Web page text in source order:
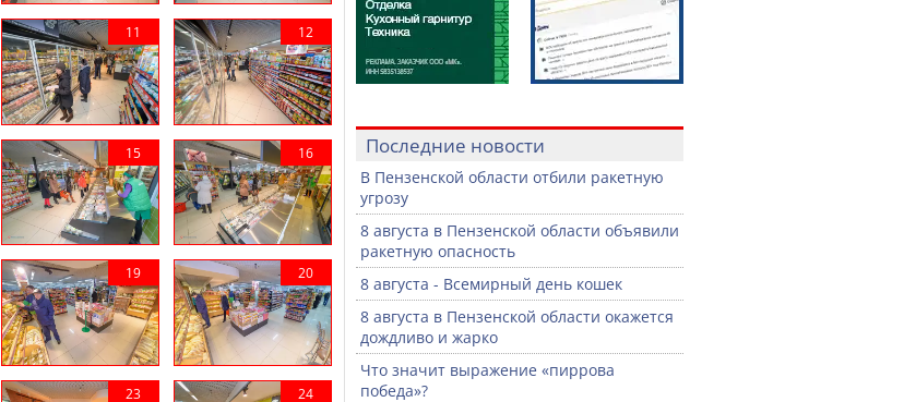
Последние новости
В Пензенской области отбили ракетную
угрозу
8 августа в Пензенской области объявили
ракетную опасность
8 августа - Всемирный день кошек
8 августа в Пензенской области окажется
дождливо и жарко
Что значит выражение «пиррова
победа»?